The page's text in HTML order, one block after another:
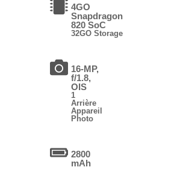
4GO
Snapdragon
820 SoC
32GO Storage
16-MP,
f/1.8,
OIS
1
Arrière
Appareil
Photo
2800
mAh